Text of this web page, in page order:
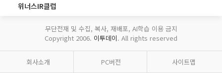
위너스IR클럽
무단전재 및 수집, 복사, 재배포, AI학습 이용 금지
Copyright 2006. 이투데이. All rights reserved
회사소개 PC버전 사이트맵